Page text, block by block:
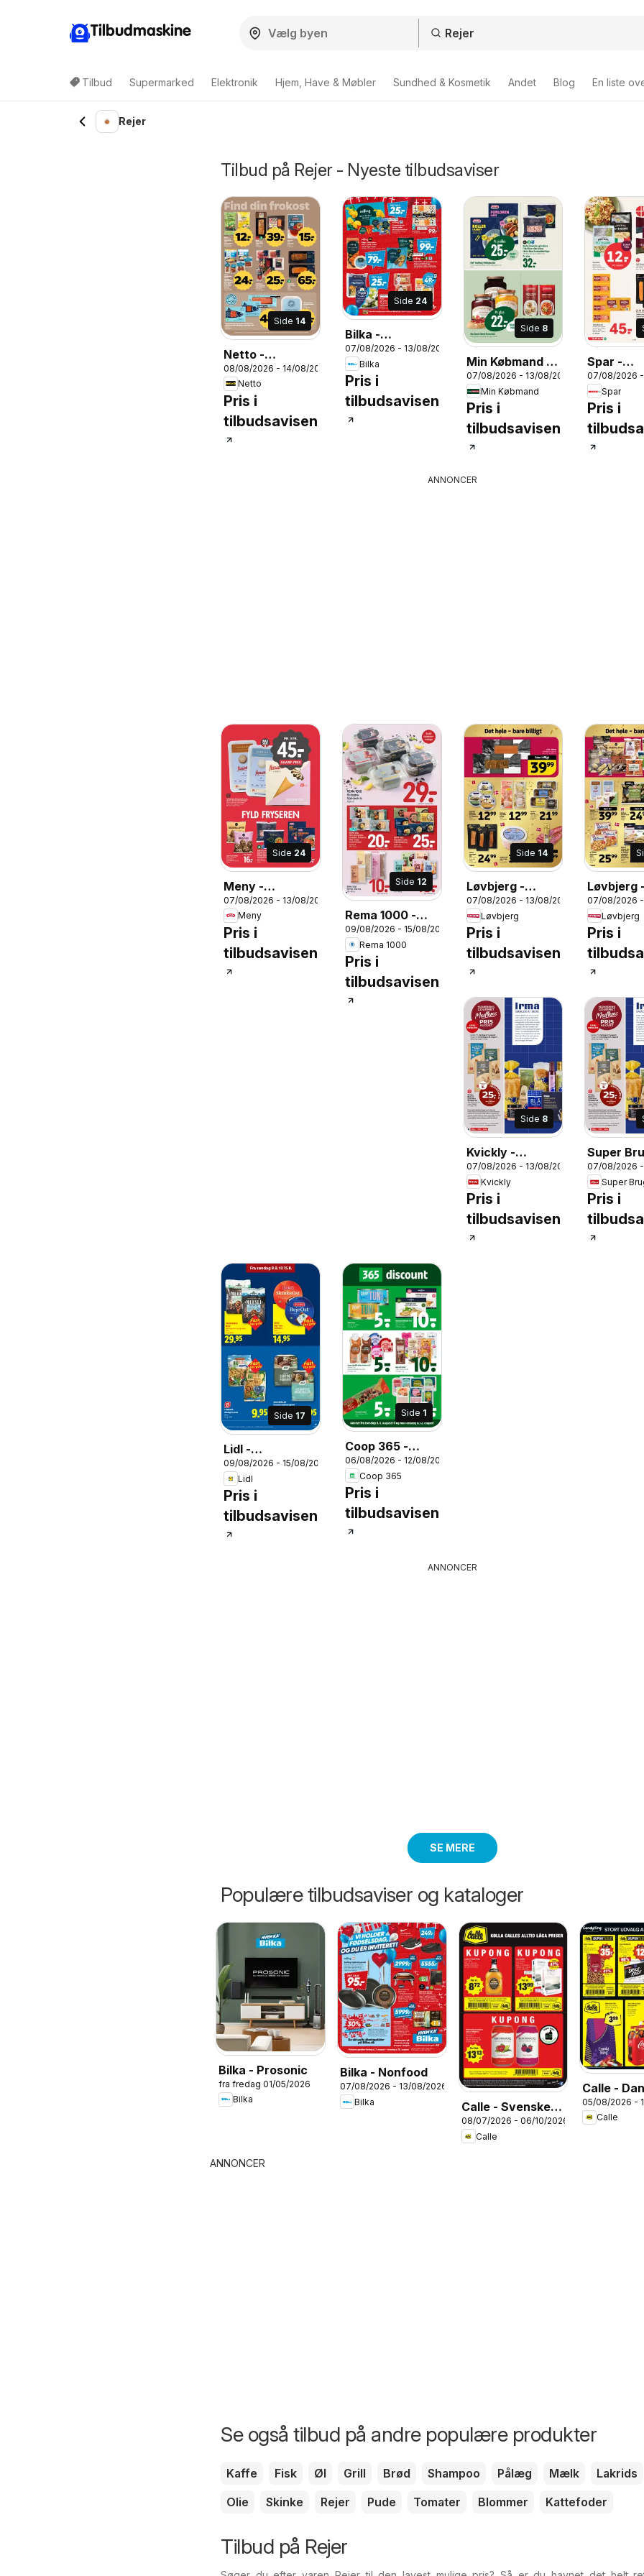
Tilbudmaskine
Tilbud Supermarked Elektronik Hjem, Have & Møbler Sundhed & Kosmetik Andet Blog En liste
Rejer
Tilbud på Rejer - Nyeste tilbudsaviser
Side 14
Netto -
Tilbudsavis uge
33
08/08/2026 - 14/08/2026
Netto
Pris i
tilbudsavisen
Side 24
Bilka -
Tilbudsavis uge
33
07/08/2026 - 13/08/2026
Bilka
Pris i
tilbudsavisen
Side 8
Min Købmand -
Tilbudsavis uge
33
07/08/2026 - 13/08/2026
Min Købmand
Pris i
tilbudsavisen
Spar -
33
07/08/2026 -
Spar
Pris i
ANNONCER
Side 24
Meny -
Tilbudsavis uge
33
07/08/2026 - 13/08/2026
Meny
Pris i
tilbudsavisen
Side 12
Rema 1000 -
Tilbudsavis uge
33
09/08/2026 - 15/08/2026
Rema 1000
Pris i
tilbudsavisen
Side 14
Løvbjerg -
Tilbudsavis uge
33
07/08/2026 - 13/08/2026
Løvbjerg
Pris i
tilbudsavisen
Løvbjerg -
33
07/08/2026 -
Løvbjerg
Pris i
Side 8
Kvickly -
Tilbudsavis uge
32
07/08/2026 - 13/08/2026
Kvickly
Pris i
tilbudsavisen
Super
32
07/08/2026 -
Super
Pris i
Side 17
Lidl -
Tilbudsavis
09/08/2026 - 15/08/2026
Lidl
Pris i
tilbudsavisen
Side 1
Coop 365 -
Tilbudsavis uge
32
06/08/2026 - 12/08/2026
Coop 365
Pris i
tilbudsavisen
ANNONCER
SE MERE
Populære tilbudsaviser og kataloger
Bilka - Prosonic
fra fredag 01/05/2026
Bilka
Bilka - Nonfood
07/08/2026 - 13/08/2026
Bilka
Calle - Svenske
kupontilbud
08/07/2026 - 06/10/2026
Calle
Calle -
05/08/2026 -
Calle
ANNONCER
Se også tilbud på andre populære produkter
Kaffe Fisk Øl Grill Brød Shampoo Pålæg Mælk
Lakrids
Olie
Skinke Rejer Pude Tomater Blommer Kattefoder
Tilbud på Rejer